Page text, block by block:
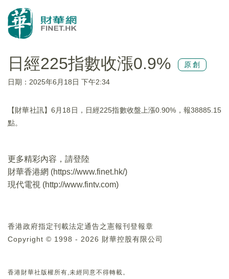
日經225指數收漲0.9% 原創
日期：2025年6月18日 下午2:34
【財華社訊】6月18日，日經225指數收盤上漲0.90%，報38885.15
點。
更多精彩內容，請登陸
財華香港網 (https://www.finet.hk/)
現代電視 (http://www.fintv.com)
香港政府指定刊載法定通告之憲報刊登報章
Copyright © 1998 - 2026 財華控股有限公司
香港財華社版權所有,未經同意不得轉載。